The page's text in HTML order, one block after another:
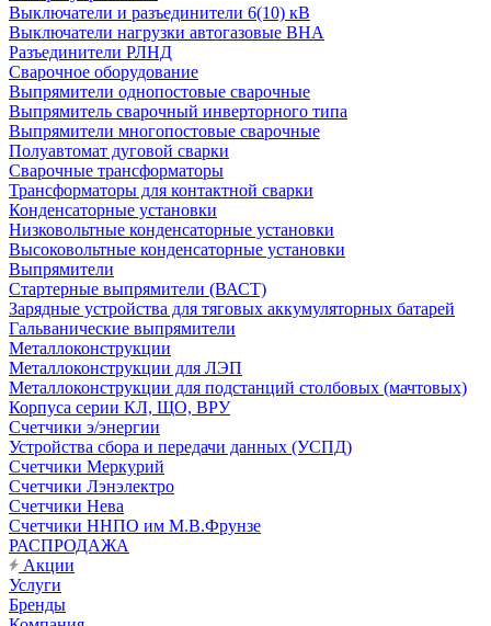
Выключатели и разъединители 6(10) кВ
Выключатели нагрузки автогазовые ВНА
Разъединители РЛНД
Сварочное оборудование
Выпрямители однопостовые сварочные
Выпрямитель сварочный инверторного типа
Выпрямители многопостовые сварочные
Полуавтомат дуговой сварки
Сварочные трансформаторы
Трансформаторы для контактной сварки
Конденсаторные установки
Низковольтные конденсаторные установки
Высоковольтные конденсаторные установки
Выпрямители
Стартерные выпрямители (ВАСТ)
Зарядные устройства для тяговых аккумуляторных батарей
Гальванические выпрямители
Металлоконструкции
Металлоконструкции для ЛЭП
Металлоконструкции для подстанций столбовых (мачтовых)
Корпуса серии КЛ, ЩО, ВРУ
Счетчики э/энергии
Устройства сбора и передачи данных (УСПД)
Счетчики Меркурий
Счетчики Лэнэлектро
Счетчики Нева
Счетчики ННПО им М.В.Фрунзе
РАСПРОДАЖА
Акции
Услуги
Бренды